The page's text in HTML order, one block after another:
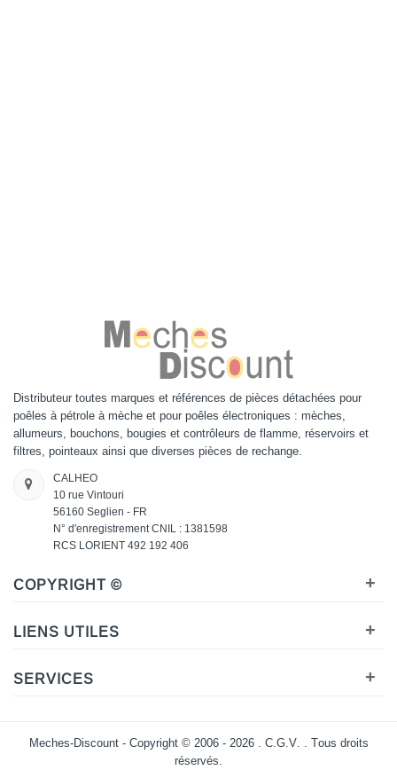
Distributeur toutes marques et références de pièces détachées pour
poêles à pétrole à mèche et pour poêles électroniques : mèches,
allumeurs, bouchons, bougies et contrôleurs de flamme, réservoirs et
filtres, pointeaux ainsi que diverses pièces de rechange.
CALHEO
10 rue Vintouri
56160 Seglien - FR
N° d'enregistrement CNIL : 1381598
RCS LORIENT 492 192 406
COPYRIGHT © +
LIENS UTILES +
SERVICES +
Meches-Discount - Copyright © 2006 - 2026 . C.G.V. . Tous droits
réservés.